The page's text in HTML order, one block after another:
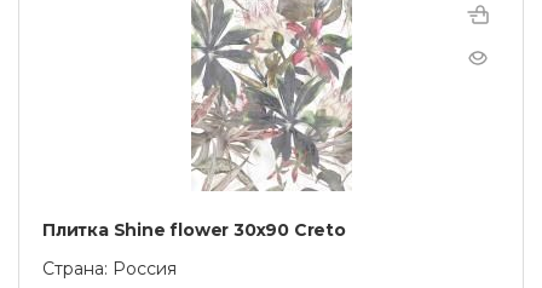
Плитка Shine flower 30х90 Creto
Страна: Россия